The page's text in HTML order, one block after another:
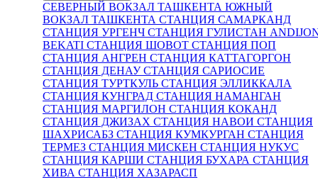
СЕВЕРНЫЙ ВОКЗАЛ ТАШКЕНТА ЮЖНЫЙ
ВОКЗАЛ ТАШКЕНТА СТАНЦИЯ САМАРКАНД
СТАНЦИЯ УРГЕНЧ СТАНЦИЯ ГУЛИСТАН
BEKATI СТАНЦИЯ ШОВОТ СТАНЦИЯ ПОП
СТАНЦИЯ АНГРЕН СТАНЦИЯ КАТТАГОРГОН
СТАНЦИЯ ДЕНАУСТАНЦИЯ САРИОСИЕ
СТАНЦИЯ ТУРТКУЛЬ СТАНЦИЯ ЭЛЛИККАЛА
СТАНЦИЯ КУНГРАД СТАНЦИЯ НАМАНГАН
СТАНЦИЯ МАРГИЛОН СТАНЦИЯ КОКАНД
СТАНЦИЯ ДЖИЗАХ СТАНЦИЯ НАВОИ СТАНЦИЯ
ШАХРИСАБЗ СТАНЦИЯ КУМКУРГАН СТАНЦИЯ
ТЕРМЕЗ СТАНЦИЯ МИСКЕН СТАНЦИЯ НУКУС
СТАНЦИЯ КАРШИ СТАНЦИЯ БУХАРА СТАНЦИЯ
ХИВА СТАНЦИЯ ХАЗАРАСП